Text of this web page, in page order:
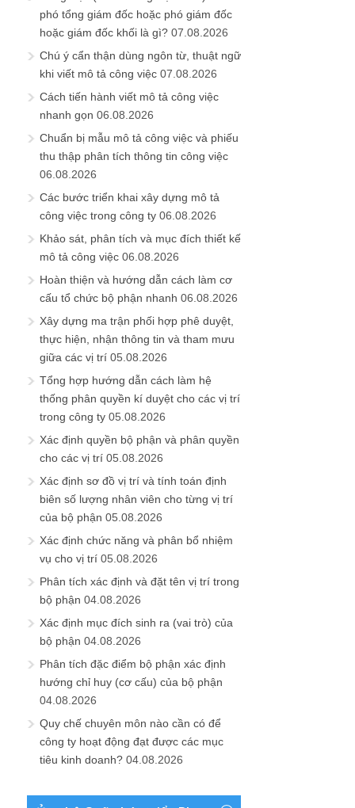
phó tổng giám đốc hoặc phó giám đốc
hoặc giám đốc khối là gì? 07.08.2026
Chú ý cẩn thận dùng ngôn từ, thuật ngữ
khi viết mô tả công việc 07.08.2026
Cách tiến hành viết mô tả công việc
nhanh gọn 06.08.2026
Chuẩn bị mẫu mô tả công việc và phiếu
thu thập phân tích thông tin công việc
06.08.2026
Các bước triển khai xây dựng mô tả
công việc trong công ty 06.08.2026
Khảo sát, phân tích và mục đích thiết kế
mô tả công việc 06.08.2026
Hoàn thiện và hướng dẫn cách làm cơ
cấu tổ chức bộ phận nhanh 06.08.2026
Xây dựng ma trận phối hợp phê duyệt,
thực hiện, nhận thông tin và tham mưu
giữa các vị trí 05.08.2026
Tổng hợp hướng dẫn cách làm hệ
thống phân quyền kí duyệt cho các vị trí
trong công ty 05.08.2026
Xác định quyền bộ phận và phân quyền
cho các vị trí 05.08.2026
Xác định sơ đồ vị trí và tính toán định
biên số lượng nhân viên cho từng vị trí
của bộ phận 05.08.2026
Xác định chức năng và phân bổ nhiệm
vụ cho vị trí 05.08.2026
Phân tích xác định và đặt tên vị trí trong
bộ phận 04.08.2026
Xác định mục đích sinh ra (vai trò) của
bộ phận 04.08.2026
Phân tích đặc điểm bộ phận xác định
hướng chỉ huy (cơ cấu) của bộ phận
04.08.2026
Quy chế chuyên môn nào cần có để
công ty hoạt động đạt được các mục
tiêu kinh doanh? 04.08.2026